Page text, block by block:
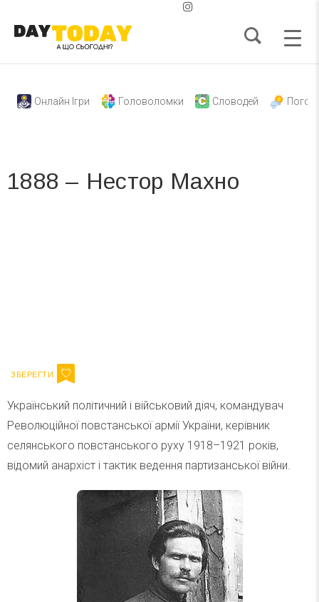
Онлайн Ігри Головоломки Словодей
1888 – Нестор Махно
Український політичний і військовий діяч, командувач
Революційної повстанської армії України, керівник
селянського повстанського руху 1918–1921 років,
відомий анархіст і тактик ведення партизанської війни.